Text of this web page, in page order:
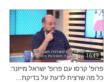
16:49
פרופ' קרסו עם פרופ' ישראל מייזנר:
כל מה שרצית לדעת על בדיקת...